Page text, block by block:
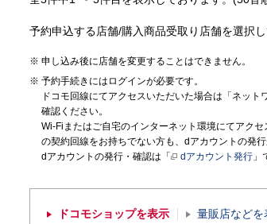
予約申込する店舗/購入商品受取り店舗を選択し
申し込み後に店舗を変更することはできません。
予約手続きにはログインが必要です。
ドコモ回線にてアクセスいただいた場合は「ネッ
確認ください。
Wi-Fiまたはご自宅のインターネット環境にてアク
の契約回線をお持ちでない方も、dアカウントの発行
dアカウントの発行・確認は「
dアカウント発行 」
ドコモショップを表示 量販店などを